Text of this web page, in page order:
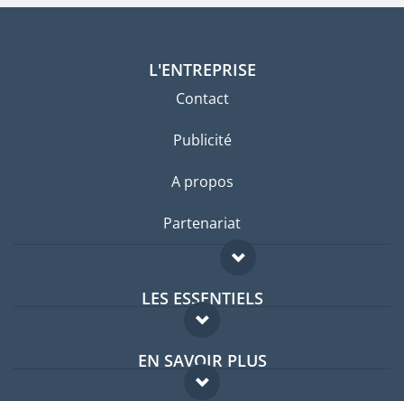
L'ENTREPRISE
Contact
Publicité
A propos
Partenariat
LES ESSENTIELS
Forum expatriés
Guides pays
EN SAVOIR PLUS
FAQ